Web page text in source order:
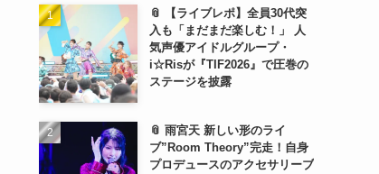
📎 【ライブレポ】全員30代突
入も「まだまだ楽しむ！」 人
気声優アイドルグループ・
i☆Risが『TIF2026』で圧巻の
ステージを披露
📎 雨宮天 新しい形のライ
ブ”Room Theory”完走！自身
プロデュースのアクセサリーブ